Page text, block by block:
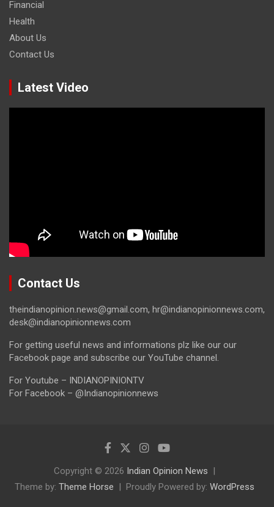
Financial
Health
About Us
Contact Us
Latest Video
Contact Us
theindianopinion.news@gmail.com, hr@indianopinionnews.com,
desk@indianopinionnews.com
For getting useful news and informations plz like our our
Facebook page and subscribe our YouTube channel.
For Youtube – INDIANOPINIONTV
For Facebook – @Indianopinionnews
Copyright © 2026 Indian Opinion News
Theme by: Theme Horse Proudly Powered by: WordPress